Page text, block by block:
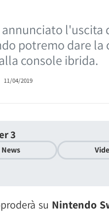
l'uscita
potremo dare la
console ibrida.
11/04/2019
3
News
su Nintendo